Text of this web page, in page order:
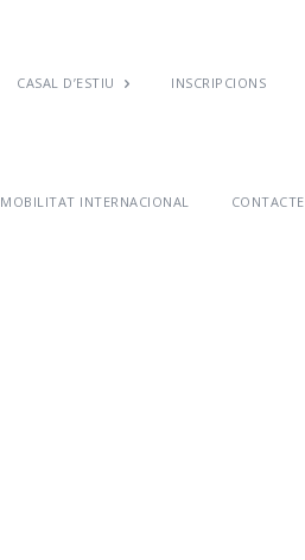
CASAL D’ESTIU INSCRIPCIONS
MOBILITAT INTERNACIONAL CONTACTE